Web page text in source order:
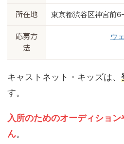
所在地 東京都渋谷区神宮前
応募方
法
ウ
キャストネット・キッズは、
す。
入所のためのオーディショ
ん。